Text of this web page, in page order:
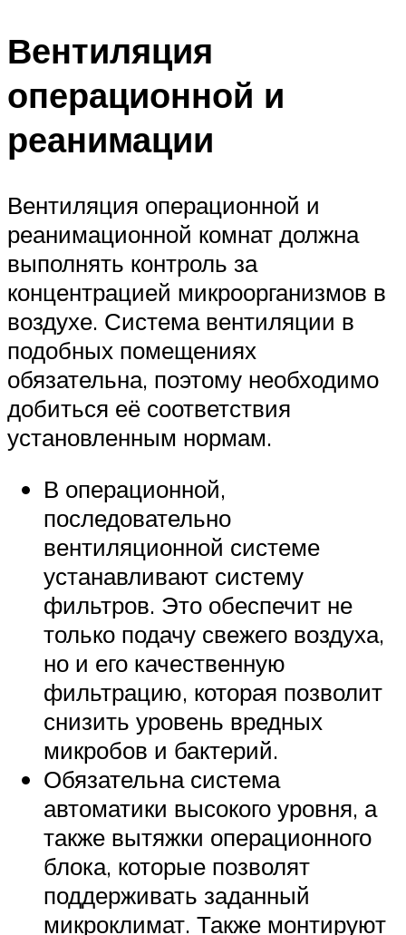
Вентиляция
операционной и
реанимации
Вентиляция операционной и
реанимационной комнат должна
выполнять контроль за
концентрацией микроорганизмов в
воздухе. Система вентиляции в
подобных помещениях
обязательна, поэтому необходимо
добиться её соответствия
установленным нормам.
В операционной,
последовательно
вентиляционной системе
устанавливают систему
фильтров. Это обеспечит не
только подачу свежего воздуха,
но и его качественную
фильтрацию, которая позволит
снизить уровень вредных
микробов и бактерий.
Обязательна система
автоматики высокого уровня, а
также вытяжки операционного
блока, которые позволят
поддерживать заданный
микроклимат. Также монтируют